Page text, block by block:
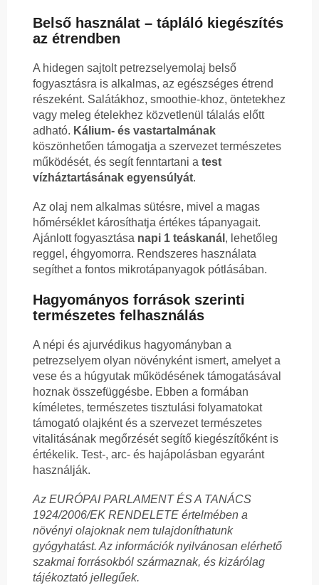
Belső használat – tápláló kiegészítés
az étrendben
A hidegen sajtolt petrezselyemolaj belső
fogyasztásra is alkalmas, az egészséges étrend
részeként. Salátákhoz, smoothie-khoz, öntetekhez
vagy meleg ételekhez közvetlenül tálalás előtt
adható. Kálium- és vastartalmának
köszönhetően támogatja a szervezet természetes
működését, és segít fenntartani a test
vízháztartásának egyensúlyát.
Az olaj nem alkalmas sütésre, mivel a magas
hőmérséklet károsíthatja értékes tápanyagait.
Ajánlott fogyasztása napi 1 teáskanál , lehetőleg
reggel, éhgyomorra. Rendszeres használata
segíthet a fontos mikrotápanyagok pótlásában.
Hagyományos források szerinti
természetes felhasználás
A népi és ajurvédikus hagyományban a
petrezselyem olyan növényként ismert, amelyet a
vese és a húgyutak működésének támogatásával
hoznak összefüggésbe. Ebben a formában
kíméletes, természetes tisztulási folyamatokat
támogató olajként és a szervezet természetes
vitalitásának megőrzését segítő kiegészítőként is
értékelik. Test-, arc- és hajápolásban egyaránt
használják.
Az EURÓPAI PARLAMENT ÉS A TANÁCS
1924/2006/EK RENDELETE értelmében a
növényi olajoknak nem tulajdoníthatunk
gyógyhatást. Az információk nyilvánosan elérhető
szakmai forrásokból származnak, és kizárólag
tájékoztató jellegűek.